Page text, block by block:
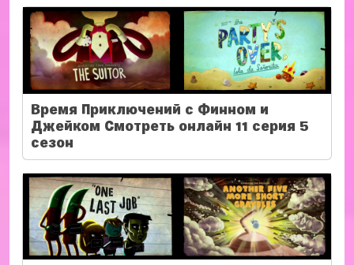
Время Приключений с Финном и
Джейком Смотреть онлайн 11 серия 5
сезон